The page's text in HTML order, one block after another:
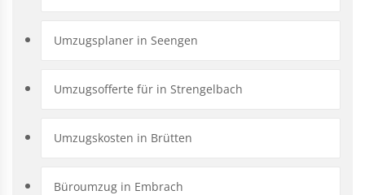
Umzugsplaner in Seengen
Umzugsofferte für in Strengelbach
Umzugskosten in Brütten
Büroumzug in Embrach